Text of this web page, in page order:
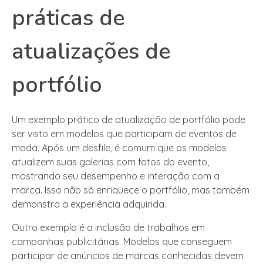
práticas de
atualizações de
portfólio
Um exemplo prático de atualização de portfólio pode
ser visto em modelos que participam de eventos de
moda. Após um desfile, é comum que os modelos
atualizem suas galerias com fotos do evento,
mostrando seu desempenho e interação com a
marca. Isso não só enriquece o portfólio, mas também
demonstra a experiência adquirida.
Outro exemplo é a inclusão de trabalhos em
campanhas publicitárias. Modelos que conseguem
participar de anúncios de marcas conhecidas devem